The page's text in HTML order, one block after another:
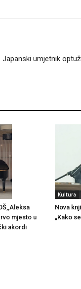
Japanski umjetnik
mjesto u
akordi
Kultura
Nova
„Kako